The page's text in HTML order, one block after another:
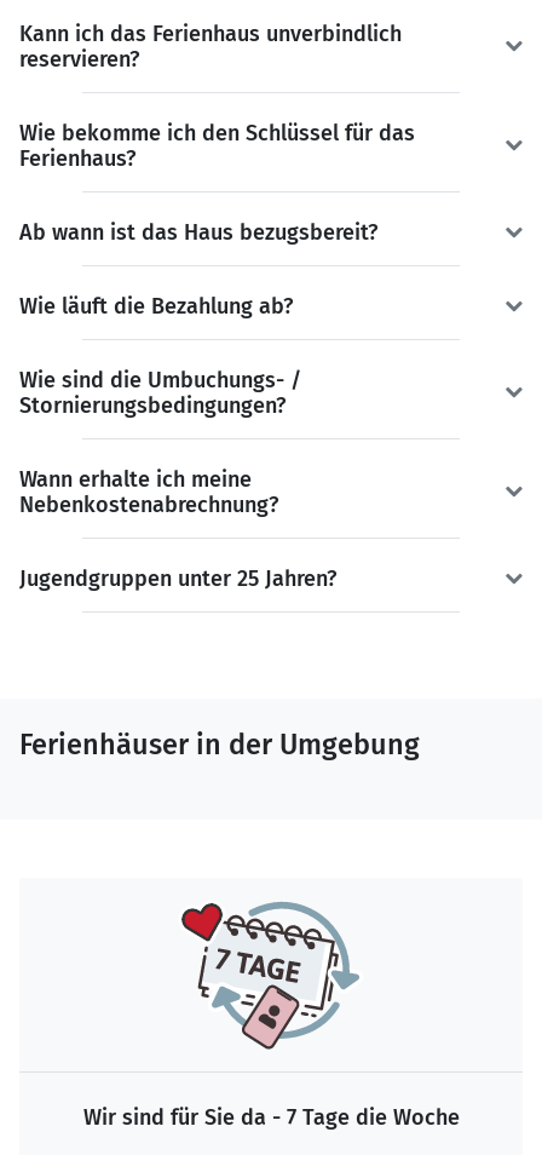
Kann ich das Ferienhaus unverbindlich
reservieren?
Wie bekomme ich den Schlüssel für das
Ferienhaus?
Ab wann ist das Haus bezugsbereit?
Wie läuft die Bezahlung ab?
Wie sind die Umbuchungs- /
Stornierungsbedingungen?
Wann erhalte ich meine
Nebenkostenabrechnung?
Jugendgruppen unter 25 Jahren?
Ferienhäuser in der Umgebung
Wir sind für Sie da - 7 Tage die Woche